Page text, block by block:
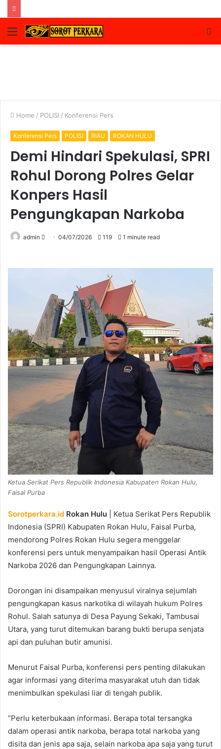
Menu
Home / POLISI / Konferensi Pers
Konferensi Pers POLISI RIAU ROKAN HULU
Demi Hindari Spekulasi, SPRI
Rohul Dorong Polres Gelar
Konpers Hasil
Pengungkapan Narkoba
admin
Send04/07/2026 119 1 minute read
Ketua Serikat Pers Republik Indonesia Kabupaten Rokan Hulu,
Faisal Purba
Sorotperkara.id Rokan Hulu | Ketua Serikat Pers Republik
Indonesia (SPRI) Kabupaten Rokan Hulu, Faisal Purba,
mendorong Polres Rokan Hulu segera menggelar
konferensi pers untuk menyampaikan hasil Operasi Antik
Narkoba 2026 dan Pengungkapan Lainnya.
Dorongan ini disampaikan menyusul viralnya sejumlah
pengungkapan kasus narkotika di wilayah hukum Polres
Rohul. Salah satunya di Desa Payung Sekaki, Tambusai
Utara, yang turut ditemukan barang bukti berupa senjata
api dan puluhan butir amunisi.
Menurut Faisal Purba, konferensi pers penting dilakukan
agar informasi yang diterima masyarakat utuh dan tidak
menimbulkan spekulasi liar di tengah publik.
“Perlu keterbukaan informasi. Berapa total tersangka
dalam operasi antik narkoba, berapa total narkoba yang
disita dan jenis apa saja, selain narkoba apa saja yang turut